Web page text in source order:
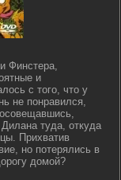
Финстера,
и
с того, что у
не понравился,
туда, откуда
Прихватив
но потерялись в
домой?